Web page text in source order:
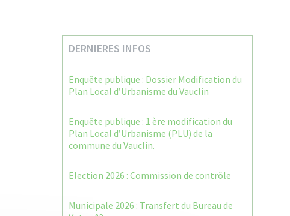
DERNIERES INFOS
Enquête publique : Dossier Modification du
Plan Local d’Urbanisme du Vauclin
Enquête publique : 1 ère modification du
Plan Local d’Urbanisme (PLU) de la
commune du Vauclin.
Election 2026 : Commission de contrôle
Municipale 2026 : Transfert du Bureau de